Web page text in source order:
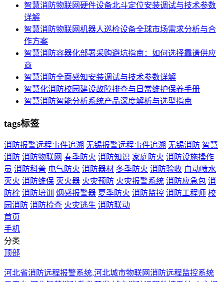
智慧消防物联网硬件设备北斗定位安装调试与技术参数
详解
智慧消防物联网机器人巡检设备全球市场需求分析与合
作方案
智慧消防容器化部署采购避坑指南：如何选择靠谱供应
商
智慧消防全面感知安装调试与技术参数详解
智慧化消防校园建设故障排查与日常维护保养手册
智慧消防智能分析系统产品深度解析与选型指南
tags标签
消防报警远程事件追溯 无锡报警远程事件追溯 无锡消防 智慧
消防 消防物联网 春季防火 消防知识 家庭防火 消防设施操作
员 消防科普 电气防火 消防器材 冬季防火 消防验收 自动喷水
灭火 消防维保 灭火器 火灾预防 火灾报警系统 消防应急包 消
防栓 消防培训 烟感报警器 夏季防火 消防监控 消防工程师 校
园消防 消防检查 火灾逃生 消防联动
首页
手机
分类
顶部
河北省消防远程报警系统,河北城市物联网消防远程监控系统